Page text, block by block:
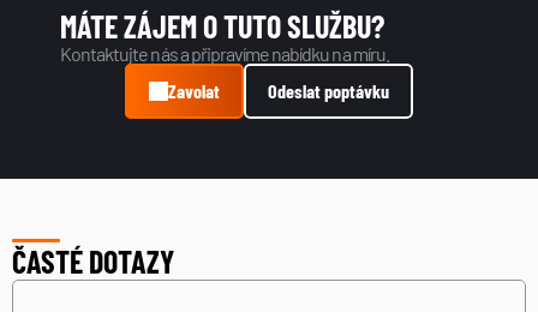
MÁTE ZÁJEM O TUTO SLUŽBU?
Kontaktujte nás a připravíme nabídku na míru.
Zavolat
Odeslat poptávku
ČASTÉ DOTAZY